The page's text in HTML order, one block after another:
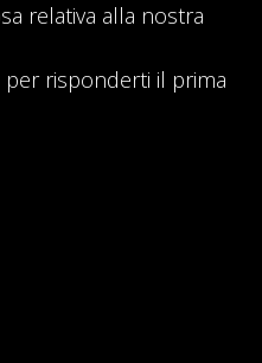
relativa alla nostra
risponderti il prima